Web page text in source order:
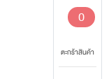
0
ตะกร้าสินค้า